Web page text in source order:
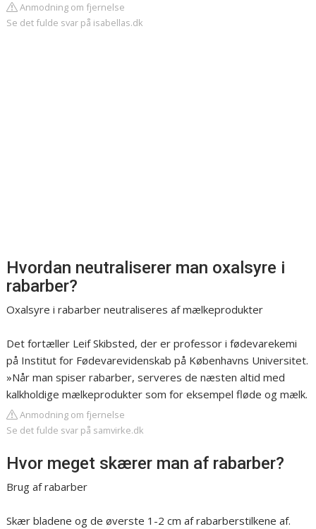
Anmodning om fjernelse
Se det fulde svar på isabellas.dk
Hvordan neutraliserer man oxalsyre i
rabarber?
Oxalsyre i rabarber neutraliseres af mælkeprodukter
Det fortæller Leif Skibsted, der er professor i fødevarekemi
på Institut for Fødevarevidenskab på Københavns Universitet.
»Når man spiser rabarber, serveres de næsten altid med
kalkholdige mælkeprodukter som for eksempel fløde og mælk.
Anmodning om fjernelse
Se det fulde svar på samvirke.dk
Hvor meget skærer man af rabarber?
Brug af rabarber
Skær bladene og de øverste 1-2 cm af rabarberstilkene af.